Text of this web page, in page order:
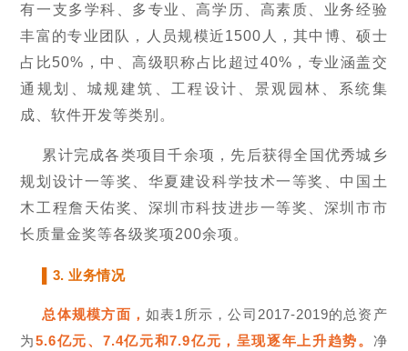
有一支多学科、多专业、高学历、高素质、业务经验
丰富的专业团队，人员规模近1500人，其中博、硕士
占比50%，中、高级职称占比超过40%，专业涵盖交
通规划、城规建筑、工程设计、景观园林、系统集
成、软件开发等类别。
累计完成各类项目千余项，先后获得全国优秀城乡
规划设计一等奖、华夏建设科学技术一等奖、中国土
木工程詹天佑奖、深圳市科技进步一等奖、深圳市市
长质量金奖等各级奖项200余项。
▌3. 业务情况
总体规模方面， 如表1所示，公司2017-2019的总资产
为5.6亿元、7.4亿元和7.9亿元，呈现逐年上升趋势。 净